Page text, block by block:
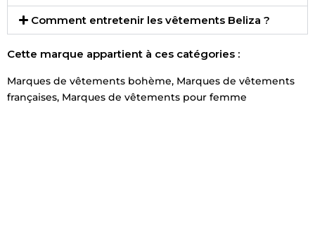
Comment entretenir les vêtements Beliza ?
Cette marque appartient à ces catégories :
Marques de vêtements bohème, Marques de vêtements
françaises, Marques de vêtements pour femme